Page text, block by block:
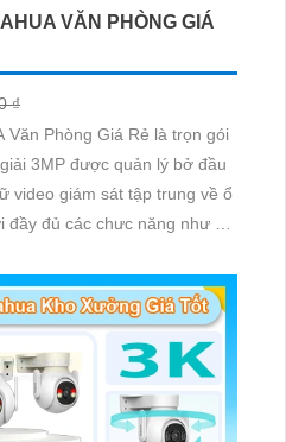
VĂN PHÒNG GIÁ
₫
Văn Phòng Giá Rẻ là trọn gói
3MP được quản lý bở đầu
video giám sát tập trung về ổ
đủ các chưc năng như AI